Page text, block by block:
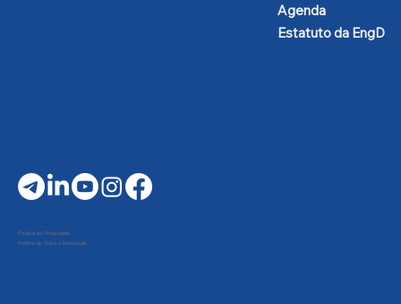
Agenda
Estatuto da EngD
Política de Privacidade
Política de Troca e Devolução